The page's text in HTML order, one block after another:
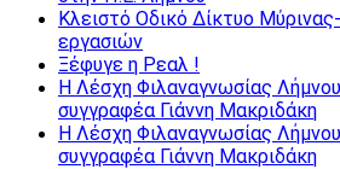
Κλειστό Οδικό Δίκτυο
εργασιών
Ξέφυγε η Ρεαλ !
Η Λέσχη Φιλαναγνωσίας
συγγραφέα Γιάννη Μακριδάκη
Η Λέσχη Φιλαναγνωσίας
συγγραφέα Γιάννη Μακριδάκη